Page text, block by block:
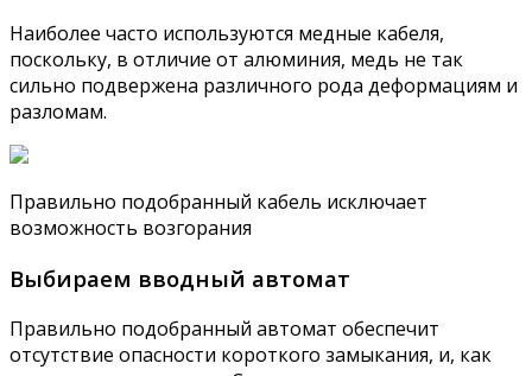
Наиболее часто используются медные кабеля,
поскольку, в отличие от алюминия, медь не так
сильно подвержена различного рода деформациям и
разломам.
Правильно подобранный кабель исключает
возможность возгорания
Выбираем вводный автомат
Правильно подобранный автомат обеспечит
отсутствие опасности короткого замыкания, и, как